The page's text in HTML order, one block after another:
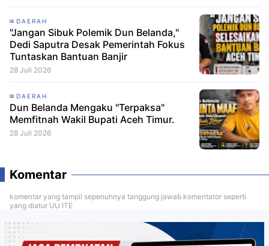
DAERAH
"Jangan Sibuk Polemik Dun Belanda,"
Dedi Saputra Desak Pemerintah Fokus
Tuntaskan Bantuan Banjir
28 Juli 2026
DAERAH
Dun Belanda Mengaku "Terpaksa"
Memfitnah Wakil Bupati Aceh Timur.
28 Juli 2026
Komentar
komentar yang tampil sepenuhnya tanggung jawab komentator seperti
yang diatur UU ITE